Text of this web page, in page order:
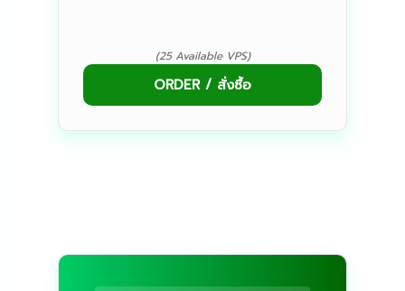
(25 Available VPS)
ORDER / สั่งซื้อ